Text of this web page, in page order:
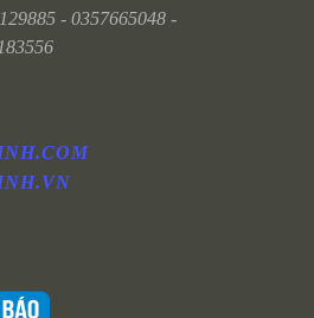
- 0357665048 -